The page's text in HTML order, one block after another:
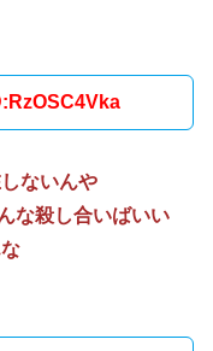
ないんや
な殺し合いばいい